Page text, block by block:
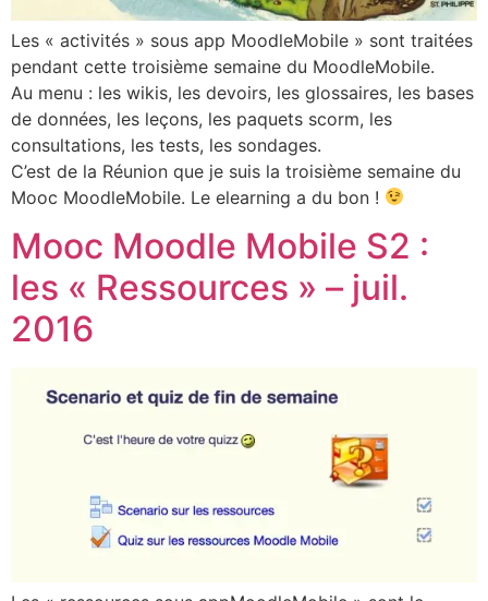
Les « activités » sous app MoodleMobile » sont traitées
pendant cette troisième semaine du MoodleMobile.
Au menu : les wikis, les devoirs, les glossaires, les bases
de données, les leçons, les paquets scorm, les
consultations, les tests, les sondages.
C’est de la Réunion que je suis la troisième semaine du
Mooc MoodleMobile. Le elearning a du bon !
Mooc Moodle Mobile S2 :
les « Ressources » – juil.
2016